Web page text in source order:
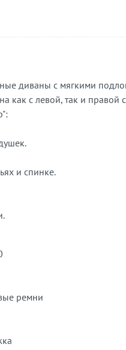
диваны с мягкими
как с левой, так и правой
и спинке.
ремни